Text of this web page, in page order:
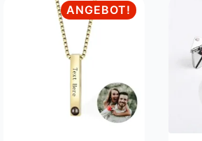
ANGEBOT!